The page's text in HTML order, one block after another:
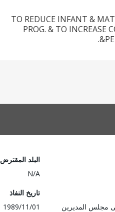
TO REDUCE INFANT &
PROG. & TO INCREASE
البلد المقترض
N/A
مجلس المديرين
تاريخ النفاذ
1989/11/01